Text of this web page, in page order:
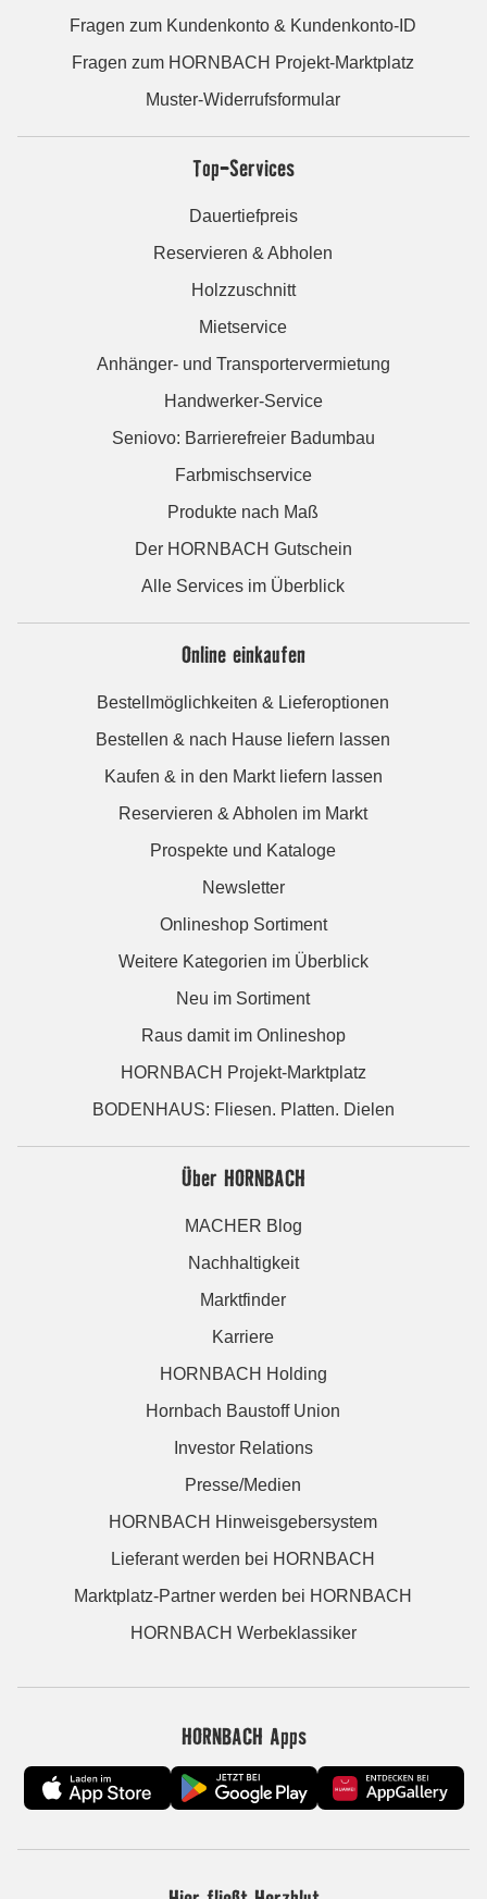
Fragen zum Kundenkonto & Kundenkonto-ID
Fragen zum HORNBACH Projekt-Marktplatz
Muster-Widerrufsformular
Top-Services
Dauertiefpreis
Reservieren & Abholen
Holzzuschnitt
Mietservice
Anhänger- und Transportervermietung
Handwerker-Service
Seniovo: Barrierefreier Badumbau
Farbmischservice
Produkte nach Maß
Der HORNBACH Gutschein
Alle Services im Überblick
Online einkaufen
Bestellmöglichkeiten & Lieferoptionen
Bestellen & nach Hause liefern lassen
Kaufen & in den Markt liefern lassen
Reservieren & Abholen im Markt
Prospekte und Kataloge
Newsletter
Onlineshop Sortiment
Weitere Kategorien im Überblick
Neu im Sortiment
Raus damit im Onlineshop
HORNBACH Projekt-Marktplatz
BODENHAUS: Fliesen. Platten. Dielen
Über HORNBACH
MACHER Blog
Nachhaltigkeit
Marktfinder
Karriere
HORNBACH Holding
Hornbach Baustoff Union
Investor Relations
Presse/Medien
HORNBACH Hinweisgebersystem
Lieferant werden bei HORNBACH
Marktplatz-Partner werden bei HORNBACH
HORNBACH Werbeklassiker
HORNBACH Apps